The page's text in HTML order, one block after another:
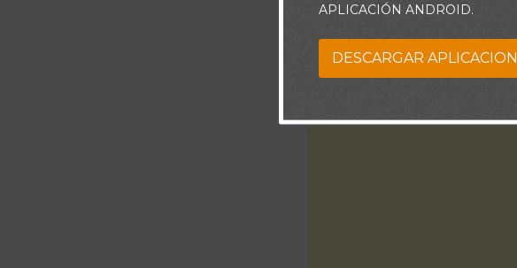
APLICACIÓN ANDROID.
DESCARGAR APLICACION